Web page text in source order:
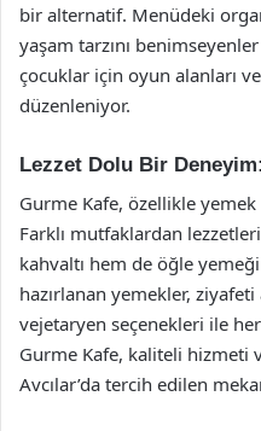
bir alternatif. Menüdeki
yaşam tarzını
çocuklar için oyun alanları
düzenleniyor.
Lezzet Dolu Bir
Gurme Kafe, özellikle yemek
Farklı mutfaklardan
kahvaltı hem de öğle
hazırlanan yemekler,
vejetaryen seçenekleri ile
Gurme Kafe, kaliteli hizmeti
Avcılar’da tercih edilen